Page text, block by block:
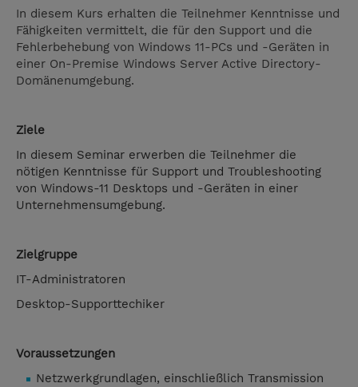
In diesem Kurs erhalten die Teilnehmer Kenntnisse und
Fähigkeiten vermittelt, die für den Support und die
Fehlerbehebung von Windows 11-PCs und -Geräten in
einer On-Premise Windows Server Active Directory-
Domänenumgebung.
Ziele
In diesem Seminar erwerben die Teilnehmer die
nötigen Kenntnisse für Support und Troubleshooting
von Windows-11 Desktops und -Geräten in einer
Unternehmensumgebung.
Zielgruppe
IT-Administratoren
Desktop-Supporttechiker
Voraussetzungen
Netzwerkgrundlagen, einschließlich Transmission